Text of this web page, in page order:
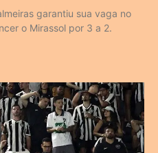
garantiu sua vaga no
o Mirassol por 3 a 2.